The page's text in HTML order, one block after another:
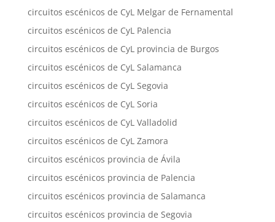
circuitos escénicos de CyL Melgar de Fernamental
circuitos escénicos de CyL Palencia
circuitos escénicos de CyL provincia de Burgos
circuitos escénicos de CyL Salamanca
circuitos escénicos de CyL Segovia
circuitos escénicos de CyL Soria
circuitos escénicos de CyL Valladolid
circuitos escénicos de CyL Zamora
circuitos escénicos provincia de Ávila
circuitos escénicos provincia de Palencia
circuitos escénicos provincia de Salamanca
circuitos escénicos provincia de Segovia